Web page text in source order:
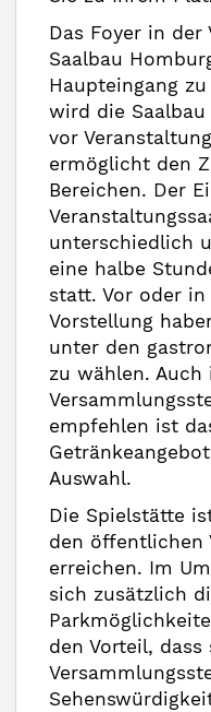
Das Foyer in der
Saalbau
Haupteingang
wird die
vor
ermöglicht den
Bereichen. Der
unterschiedlich
eine halbe
statt. Vor oder in
Vorstellung
unter den
zu wählen. Auch
empfehlen ist
Auswahl.
Die Spielstätte
den öffentlichen
erreichen. Im
sich zusätzlich
den Vorteil,